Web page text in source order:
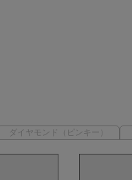
ダイヤモンド（ピンキー）